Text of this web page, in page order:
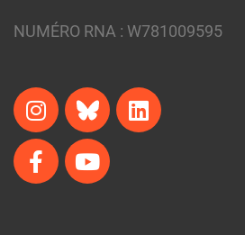
NUMÉRO RNA : W781009595